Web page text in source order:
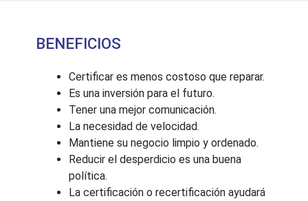
BENEFICIOS
Certificar es menos costoso que reparar.
Es una inversión para el futuro.
Tener una mejor comunicación.
La necesidad de velocidad.
Mantiene su negocio limpio y ordenado.
Reducir el desperdicio es una buena
política.
La certificación o recertificación ayudará